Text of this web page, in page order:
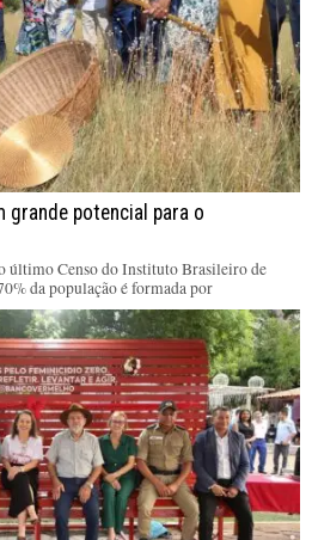
grande potencial para o
último Censo do Instituto Brasileiro de
da população é formada por